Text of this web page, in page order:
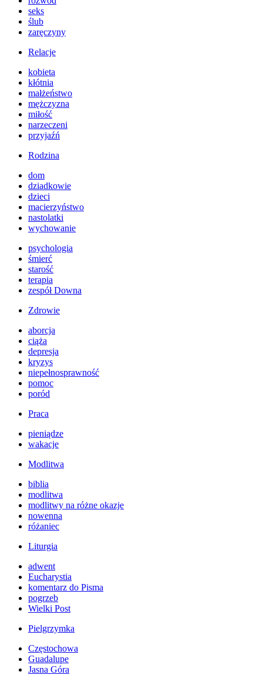
seks
ślub
zaręczyny
Relacje
kobieta
kłótnia
małżeństwo
mężczyzna
miłość
narzeczeni
przyjaźń
Rodzina
dom
dziadkowie
dzieci
macierzyństwo
nastolatki
wychowanie
psychologia
śmierć
starość
terapia
zespół Downa
Zdrowie
aborcja
ciąża
depresja
kryzys
niepełnosprawność
pomoc
poród
Praca
pieniądze
wakacje
Modlitwa
biblia
modlitwa
modlitwy na różne okazje
nowenna
różaniec
Liturgia
adwent
Eucharystia
komentarz do Pisma
pogrzeb
Wielki Post
Pielgrzymka
Częstochowa
Guadalupe
Jasna Góra